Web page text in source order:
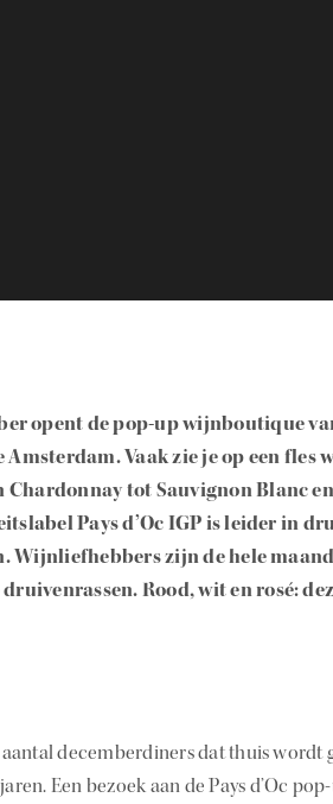
opent de pop-up wijnboutique
Vaak zie je op een fles
tot Sauvignon Blanc
Pays d’Oc IGP is leider in
Wijnliefhebbers zijn de hele
Rood, wit en rosé:
decemberdiners dat thuis wordt
Een bezoek aan de Pays d’Oc